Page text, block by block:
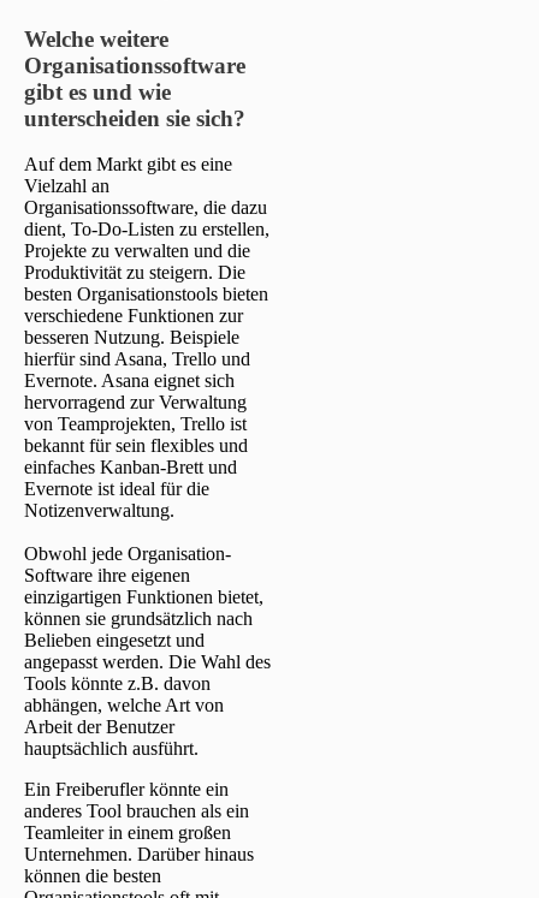
Welche weitere
Organisationssoftware
gibt es und wie
unterscheiden sie sich?
Auf dem Markt gibt es eine
Vielzahl an
Organisationssoftware, die dazu
dient, To-Do-Listen zu erstellen,
Projekte zu verwalten und die
Produktivität zu steigern. Die
besten Organisationstools bieten
verschiedene Funktionen zur
besseren Nutzung. Beispiele
hierfür sind Asana, Trello und
Evernote. Asana eignet sich
hervorragend zur Verwaltung
von Teamprojekten, Trello ist
bekannt für sein flexibles und
einfaches Kanban-Brett und
Evernote ist ideal für die
Notizenverwaltung.
Obwohl jede Organisation-
Software ihre eigenen
einzigartigen Funktionen bietet,
können sie grundsätzlich nach
Belieben eingesetzt und
angepasst werden. Die Wahl des
Tools könnte z.B. davon
abhängen, welche Art von
Arbeit der Benutzer
hauptsächlich ausführt.
Ein Freiberufler könnte ein
anderes Tool brauchen als ein
Teamleiter in einem großen
Unternehmen. Darüber hinaus
können die besten